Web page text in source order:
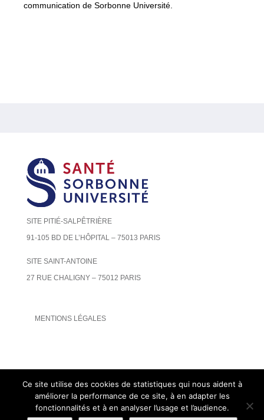
communication de Sorbonne Université.
SITE PITIÉ-SALPÊTRIÈRE
91-105 BD DE L’HÔPITAL – 75013 PARIS
SITE SAINT-ANTOINE
27 RUE CHALIGNY – 75012 PARIS
MENTIONS LÉGALES
Ce site utilise des cookies de statistiques qui nous aident à
améliorer la performance de ce site, à en adapter les
fonctionnalités et à en analyser l’usage et l’audience.